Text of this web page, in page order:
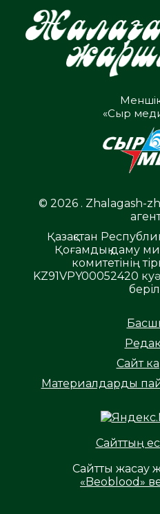
«Сыр
© 2026 . Zhalagash-
Қазақстан
Қоғамдық даму
комитетінің
KZ91VPY00052420
Сайт
Материалдарды
Сайттың
Сайтты жасау
«Beoblood»